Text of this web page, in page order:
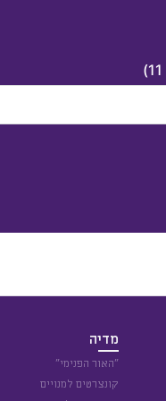
מדיה
״האור הפנימי״
קונצרטים למנויים